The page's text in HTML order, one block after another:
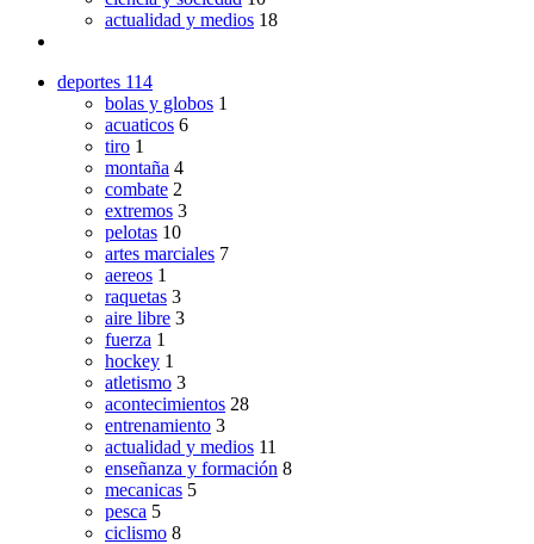
actualidad y medios 18
deportes 114
bolas y globos 1
acuaticos 6
tiro 1
montaña 4
combate 2
extremos 3
pelotas 10
artes marciales 7
aereos 1
raquetas 3
aire libre 3
fuerza 1
hockey 1
atletismo 3
acontecimientos 28
entrenamiento 3
actualidad y medios 11
enseñanza y formación 8
mecanicas 5
pesca 5
ciclismo 8